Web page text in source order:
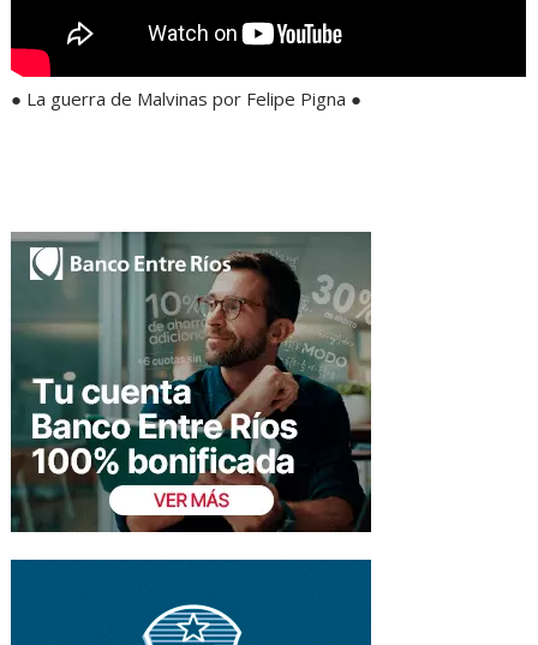
● La guerra de Malvinas por Felipe Pigna ●